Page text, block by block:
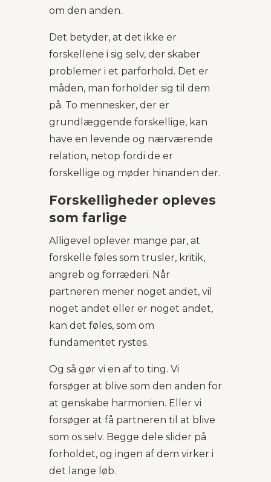
om den anden.
Det betyder, at det ikke er
forskellene i sig selv, der skaber
problemer i et parforhold. Det er
måden, man forholder sig til dem
på. To mennesker, der er
grundlæggende forskellige, kan
have en levende og nærværende
relation, netop fordi de er
forskellige og møder hinanden der.
Forskelligheder opleves
som farlige
Alligevel oplever mange par, at
forskelle føles som trusler, kritik,
angreb og forræderi. Når
partneren mener noget andet, vil
noget andet eller er noget andet,
kan det føles, som om
fundamentet rystes.
Og så gør vi en af to ting. Vi
forsøger at blive som den anden for
at genskabe harmonien. Eller vi
forsøger at få partneren til at blive
som os selv. Begge dele slider på
forholdet, og ingen af dem virker i
det lange løb.